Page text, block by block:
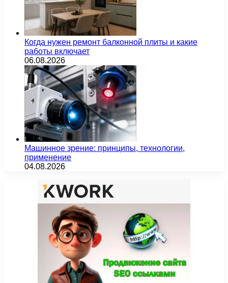
Когда нужен ремонт балконной плиты и какие
работы включает
06.08.2026
Машинное зрение: принципы, технологии,
применение
04.08.2026